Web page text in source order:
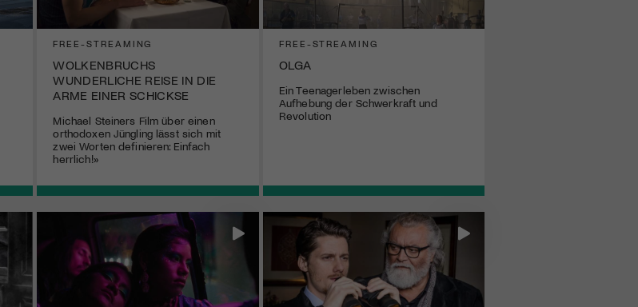
FREE-STREAMING
WOLKENBRUCHS
WUNDERLICHE REISE IN DIE
ARME EINER SCHICKSE
Michael Steiners Film über einen
orthodoxen Jüngling lässt sich mit
zwei Worten definieren: Einfach
herrlich!»
FREE-STREAMING
OLGA
Ein Teenagerleben zwischen
Aufhebung der Schwerkraft und
Revolution